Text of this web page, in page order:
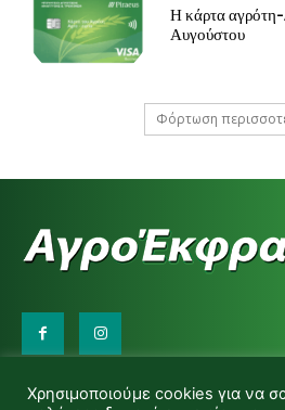
Η κάρτα
Αυγούστου
Φόρτωση
d.makas@yahoo.gr
Χρησιμοποιούμε cookies για να